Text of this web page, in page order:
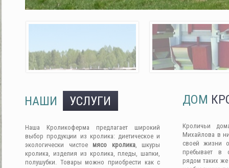
НАШИ УСЛУГИ
Наша Кроликоферма предлагает широкий
выбор продукции из кролика: диетическое и
экологически чистое мясо кролика, шкуры
кролика, изделия из кролика, пледы, шапки,
полушубки. Товары можно приобрести как с
ДОМ
Кроличьи
Михайлова в
своей жизни
пребывает в
рядом таких